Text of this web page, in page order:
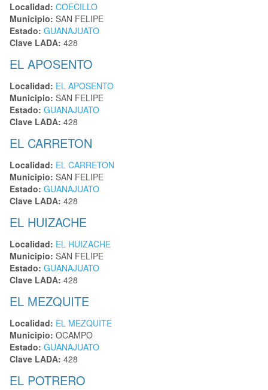
Localidad: COECILLO
Municipio: SAN FELIPE
Estado: GUANAJUATO
Clave LADA: 428
EL APOSENTO
Localidad: EL APOSENTO
Municipio: SAN FELIPE
Estado: GUANAJUATO
Clave LADA: 428
EL CARRETON
Localidad: EL CARRETON
Municipio: SAN FELIPE
Estado: GUANAJUATO
Clave LADA: 428
EL HUIZACHE
Localidad: EL HUIZACHE
Municipio: SAN FELIPE
Estado: GUANAJUATO
Clave LADA: 428
EL MEZQUITE
Localidad: EL MEZQUITE
Municipio: OCAMPO
Estado: GUANAJUATO
Clave LADA: 428
EL POTRERO